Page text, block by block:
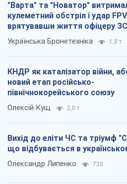
"Варта" та "Новатор"
кулеметний обстріл і удар
врятувавши життя офіцеру
Українська Бронетехніка 1,8 т.
КНДР як каталізатор війни,
новий етап російсько-
північнокорейського союзу
Олексій Кущ 2,0 т.
Вихід до еліти ЧС та тріумф
що відбувається в
Олександр Липенко 720